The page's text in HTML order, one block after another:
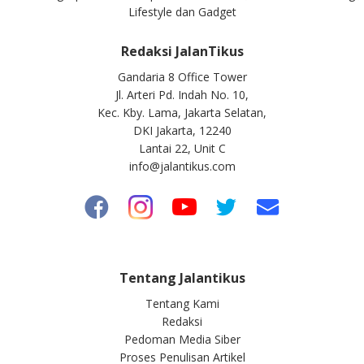
Lifestyle dan Gadget
Redaksi JalanTikus
Gandaria 8 Office Tower
Jl. Arteri Pd. Indah No. 10,
Kec. Kby. Lama, Jakarta Selatan,
DKI Jakarta, 12240
Lantai 22, Unit C
info@jalantikus.com
Tentang Jalantikus
Tentang Kami
Redaksi
Pedoman Media Siber
Proses Penulisan Artikel